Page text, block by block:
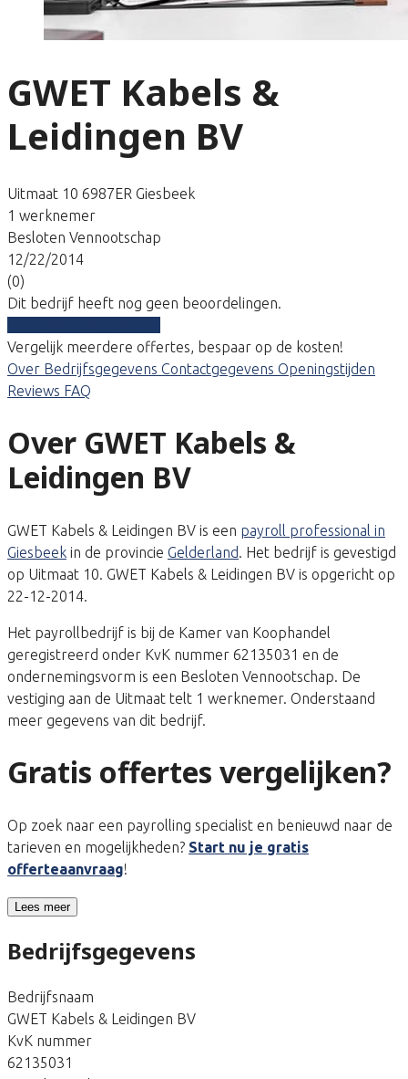
GWET Kabels &
Leidingen BV
Uitmaat 10 6987ER Giesbeek
1 werknemer
Besloten Vennootschap
12/22/2014
(0)
Dit bedrijf heeft nog geen beoordelingen.
Vergelijk meerdere offertes, bespaar op de kosten!
Over Bedrijfsgegevens Contactgegevens Openingstijden
Reviews FAQ
Over GWET Kabels &
Leidingen BV
GWET Kabels & Leidingen BV is een payroll professional in
Giesbeek in de provincie Gelderland. Het bedrijf is gevestigd
op Uitmaat 10. GWET Kabels & Leidingen BV is opgericht op
22-12-2014.
Het payrollbedrijf is bij de Kamer van Koophandel
geregistreerd onder KvK nummer 62135031 en de
ondernemingsvorm is een Besloten Vennootschap. De
vestiging aan de Uitmaat telt 1 werknemer. Onderstaand
meer gegevens van dit bedrijf.
Gratis offertes vergelijken?
Op zoek naar een payrolling specialist en benieuwd naar de
tarieven en mogelijkheden? Start nu je gratis
offerteaanvraag!
Lees meer
Bedrijfsgegevens
Bedrijfsnaam
GWET Kabels & Leidingen BV
KvK nummer
62135031